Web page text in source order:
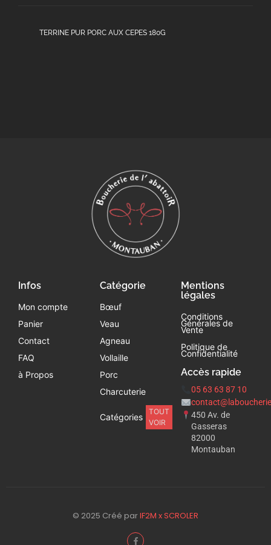
TERRINE PUR PORC AUX CEPES 180G
Infos
Mon compte
Panier
Contact
FAQ
à Propos
Catégorie
Bœuf
Veau
Agneau
Vollaille
Porc
Charcuterie
Catégories
TOUT
VOIR
Mentions
légales
Conditions
Générales de
Vente
Politique de
Confidentialité
Accès rapide
05 63 63 87 10
450 Av. de
Gasseras
82000
Montauban
© 2025 Créé parIF2M x SCROLER